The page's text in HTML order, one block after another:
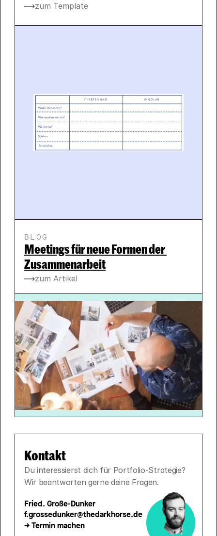
zum Template
BLOG
Meetings für neue Formen der
Zusammenarbeit
zum Artikel
Kontakt
Du interessierst dich für Portfolio-Strategie?
Wir beantworten gerne deine Fragen.
Fried. Große-Dunker
f.grossedunker@thedarkhorse.de
-> Termin machen